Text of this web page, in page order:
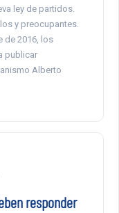
ley de partidos.
y preocupantes.
de 2016, los
publicar
Alberto
responder